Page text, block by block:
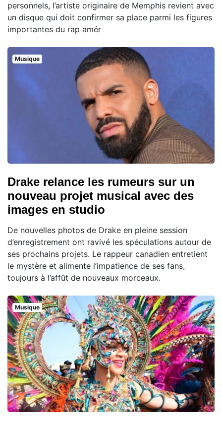
personnels, l’artiste originaire de Memphis revient avec
un disque qui doit confirmer sa place parmi les figures
importantes du rap amér
Musique
Drake relance les rumeurs sur un
nouveau projet musical avec des
images en studio
De nouvelles photos de Drake en pleine session
d’enregistrement ont ravivé les spéculations autour de
ses prochains projets. Le rappeur canadien entretient
le mystère et alimente l’impatience de ses fans,
toujours à l’affût de nouveaux morceaux.
Musique